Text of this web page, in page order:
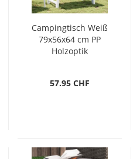
Campingtisch Weiß
79x56x64 cm PP
Holzoptik
57.95 CHF